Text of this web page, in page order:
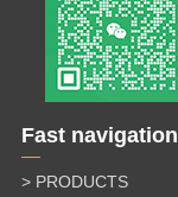
Fast navigation
> PRODUCTS